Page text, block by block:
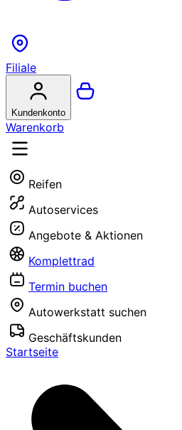
Filiale
Kundenkonto
Warenkorb
Reifen
Autoservices
Angebote & Aktionen
Komplettrad
Termin buchen
Autowerkstatt suchen
Geschäftskunden
Startseite